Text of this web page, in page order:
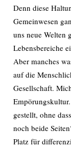
Denn diese
Gemeinwesen
uns neue Welten
Lebensbereiche
Aber manches
auf die
Gesellschaft.
gestellt, ohne
noch beide
Platz für